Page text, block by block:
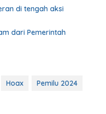
di tengah aksi
dari Pemerintah
Hoax Pemilu 2024